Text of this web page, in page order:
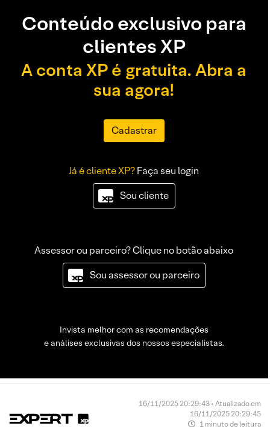
Conteúdo exclusivo para
clientes XP
A conta XP é gratuita. Abra a
sua agora!
Cadastrar
Já é cliente XP?Faça seu login
Sou cliente
Assessor ou parceiro? Clique no botão abaixo
Sou assessor ou parceiro
Invista melhor com as recomendações
e análises exclusivas dos nossos especialistas.
16/11/2025 20:29:43 • Atualizado em
16/11/2025 20:29:45
1 minuto de leitura